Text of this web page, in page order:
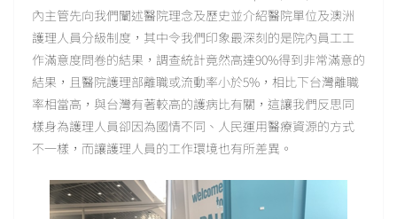
內主管先向我們闡述醫院理念及歷史並介紹醫院單位及澳洲
護理人員分級制度，其中令我們印象最深刻的是院內員工工
作滿意度問卷的結果，調查統計竟然高達90%得到非常滿意的
結果，且醫院護理部離職或流動率小於5%，相比下台灣離職
率相當高，與台灣有著較高的護病比有關，這讓我們反思同
樣身為護理人員卻因為國情不同、人民運用醫療資源的方式
不一樣，而讓護理人員的工作環境也有所差異。